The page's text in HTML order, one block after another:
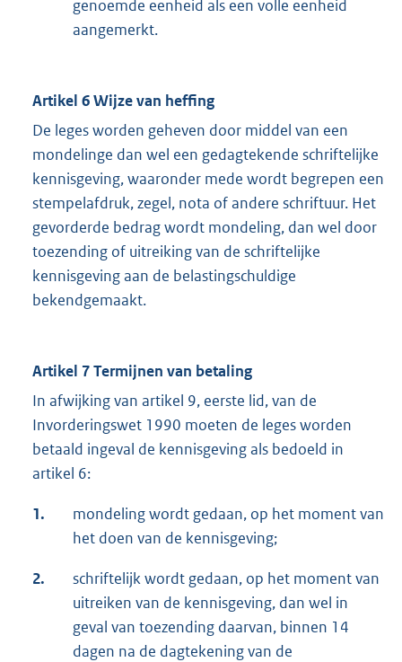
genoemde eenheid als een volle eenheid
aangemerkt.
Artikel 6 Wijze van heffing
De leges worden geheven door middel van een
mondelinge dan wel een gedagtekende schriftelijke
kennisgeving, waaronder mede wordt begrepen een
stempelafdruk, zegel, nota of andere schriftuur. Het
gevorderde bedrag wordt mondeling, dan wel door
toezending of uitreiking van de schriftelijke
kennisgeving aan de belastingschuldige
bekendgemaakt.
Artikel 7 Termijnen van betaling
In afwijking van artikel 9, eerste lid, van de
Invorderingswet 1990 moeten de leges worden
betaald ingeval de kennisgeving als bedoeld in
artikel 6:
1.
mondeling wordt gedaan, op het moment van
het doen van de kennisgeving;
2.
schriftelijk wordt gedaan, op het moment van
uitreiken van de kennisgeving, dan wel in
geval van toezending daarvan, binnen 14
dagen na de dagtekening van de